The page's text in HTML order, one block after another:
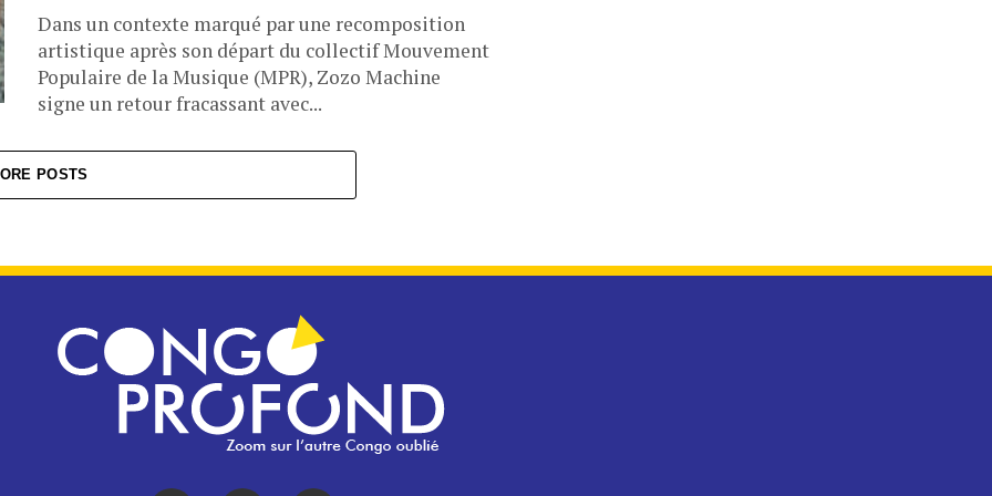
Dans un contexte marqué par une recomposition
artistique après son départ du collectif Mouvement
Populaire de la Musique (MPR), Zozo Machine
signe un retour fracassant avec...
POSTS